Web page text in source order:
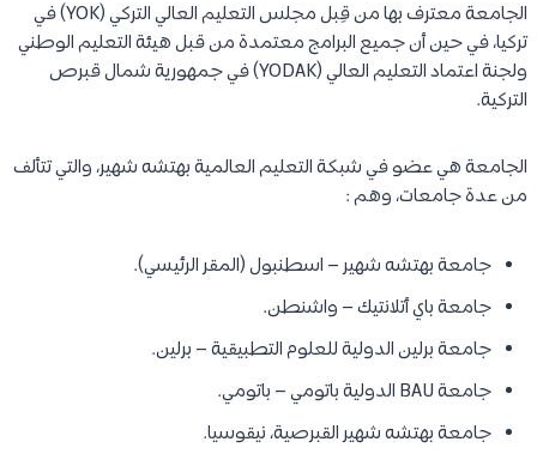
الجامعة معترف بها من قِبل مجلس التعليم العالي التركي (YOK) في
تركيا، في حين أن جميع البرامج معتمدة من قبل هيئة التعليم الوطني
ولجنة اعتماد التعليم العالي (YODAK) في جمهورية شمال قبرص
التركية.
الجامعة هي عضو في شبكة التعليم العالمية بهتشه شهير، والتي تتألف
من عدة جامعات، وهم :
جامعة بهتشه شهير – اسطنبول (المقر الرئيسي).
جامعة باي أتلانتيك – واشنطن.
جامعة برلين الدولية للعلوم التطبيقية – برلين.
جامعة BAU الدولية باتومي – باتومي.
جامعة بهتشه شهير القبرصية، نيقوسيا.